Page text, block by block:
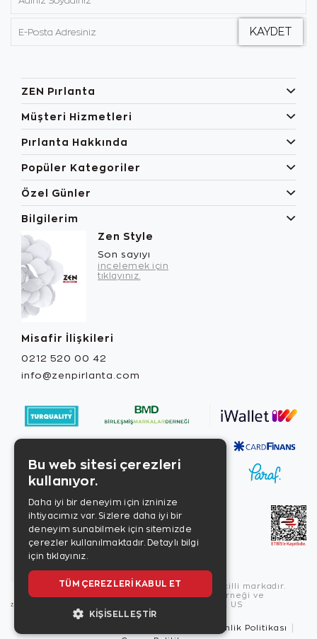
ZEN Pırlanta
Müşteri Hizmetleri
Pırlanta Hakkında
Popüler Kategoriler
Özel Günler
Bilgilerim
Zen Style
Son sayıyı
incelemek için
tıklayınız.
Misafir İlişkileri
0212 520 00 42
info@zenpirlanta.com
Copyright © 2026, Zen Diamond tescilli markadır.
Zen Diamond Birleşmiş Markalar Derneği ve
Turquality Destek Programı üyesidir. US
Güvenlik Politikası
Bu web sitesi çerezleri
kullanıyor.
Daha iyi bir deneyim için izninize
ihtiyacımız var. Sizlere daha iyi bir
deneyim sunabilmek için sitemizde
çerezler kullanılmaktadır. Detaylı bilgi
için tıklayınız.
TÜM ÇEREZLERI KABUL ET
KIŞISELLEŞTIR